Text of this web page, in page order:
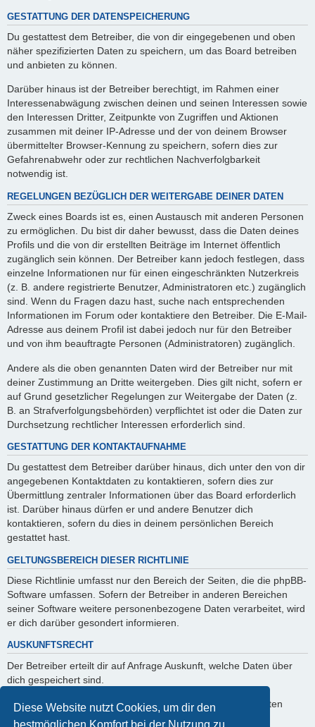
Diese Website nutzt Cookies, um dir den
bestmöglichen Komfort bei der Nutzung zu
GESTATTUNG DER DATENSPEICHERUNG
Du gestattest dem Betreiber, die von dir eingegebenen und oben
näher spezifizierten Daten zu speichern, um das Board betreiben
und anbieten zu können.
Darüber hinaus ist der Betreiber berechtigt, im Rahmen einer
Interessenabwägung zwischen deinen und seinen Interessen sowie
den Interessen Dritter, Zeitpunkte von Zugriffen und Aktionen
zusammen mit deiner IP-Adresse und der von deinem Browser
übermittelter Browser-Kennung zu speichern, sofern dies zur
Gefahrenabwehr oder zur rechtlichen Nachverfolgbarkeit
notwendig ist.
REGELUNGEN BEZÜGLICH DER WEITERGABE DEINER DATEN
Zweck eines Boards ist es, einen Austausch mit anderen Personen
zu ermöglichen. Du bist dir daher bewusst, dass die Daten deines
Profils und die von dir erstellten Beiträge im Internet öffentlich
zugänglich sein können. Der Betreiber kann jedoch festlegen, dass
einzelne Informationen nur für einen eingeschränkten Nutzerkreis
(z. B. andere registrierte Benutzer, Administratoren etc.) zugänglich
sind. Wenn du Fragen dazu hast, suche nach entsprechenden
Informationen im Forum oder kontaktiere den Betreiber. Die E-Mail-
Adresse aus deinem Profil ist dabei jedoch nur für den Betreiber
und von ihm beauftragte Personen (Administratoren) zugänglich.
Andere als die oben genannten Daten wird der Betreiber nur mit
deiner Zustimmung an Dritte weitergeben. Dies gilt nicht, sofern er
auf Grund gesetzlicher Regelungen zur Weitergabe der Daten (z.
B. an Strafverfolgungsbehörden) verpflichtet ist oder die Daten zur
Durchsetzung rechtlicher Interessen erforderlich sind.
GESTATTUNG DER KONTAKTAUFNAHME
Du gestattest dem Betreiber darüber hinaus, dich unter den von dir
angegebenen Kontaktdaten zu kontaktieren, sofern dies zur
Übermittlung zentraler Informationen über das Board erforderlich
ist. Darüber hinaus dürfen er und andere Benutzer dich
kontaktieren, sofern du dies in deinem persönlichen Bereich
gestattet hast.
GELTUNGSBEREICH DIESER RICHTLINIE
Diese Richtlinie umfasst nur den Bereich der Seiten, die die phpBB-
Software umfassen. Sofern der Betreiber in anderen Bereichen
seiner Software weitere personenbezogene Daten verarbeitet, wird
er dich darüber gesondert informieren.
AUSKUNFTSRECHT
Der Betreiber erteilt dir auf Anfrage Auskunft, welche Daten über
dich gespeichert sind.
Du kannst jederzeit die Löschung bzw. Sperrung deiner Daten
verlangen. Kontaktiere hierzu bitte den Betreiber.